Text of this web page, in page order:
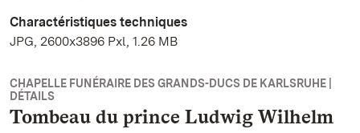
Charactéristiques techniques
JPG, 2600x3896 Pxl, 1.26 MB
CHAPELLE FUNÉRAIRE DES GRANDS-DUCS DE KARLSRUHE |
DÉTAILS
Tombeau du prince Ludwig Wilhelm